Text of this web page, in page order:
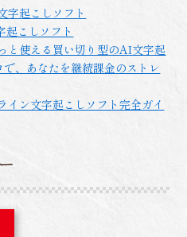
こしソフト
と使える買い切り型のAI文字起
、あなたを継続課金のストレ
ン文字起こしソフト完全ガイ